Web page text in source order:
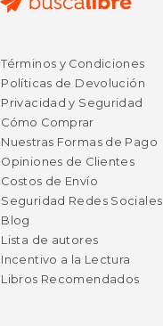
Términos y Condiciones
Políticas de Devolución
Privacidad y Seguridad
Cómo Comprar
Nuestras Formas de Pago
Opiniones de Clientes
Costos de Envío
Seguridad Redes Sociales
Blog
Lista de autores
Incentivo a la Lectura
Libros Recomendados